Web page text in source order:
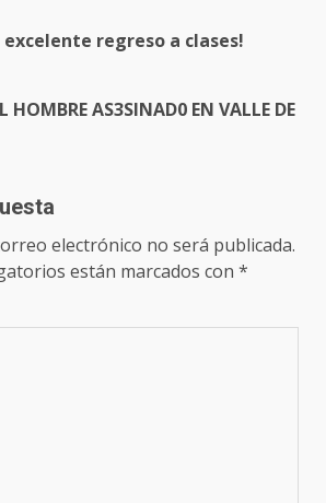
excelente regreso a clases!
HOMBRE AS3SINAD0 EN VALLE DE
electrónico no será publicada.
están marcados con *